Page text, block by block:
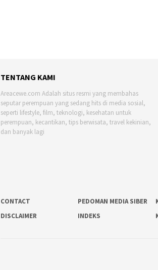
TENTANG KAMI
Areacewe.com Adalah situs resmi yang membahas
seputar perempuan yang sedang hits di media sosial,
seperti lifestyle, film, teknologi, kesehatan untuk
perempuan, kecantikan, tips berwisata, travel kekinian,
dan banyak lagi
CONTACT PEDOMAN MEDIA SIBER
DISCLAIMER
INDEKS